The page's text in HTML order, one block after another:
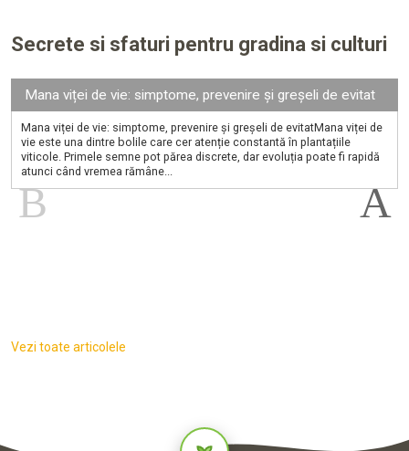
Secrete si sfaturi pentru gradina si culturi
Mana viței de vie: simptome, prevenire și greșeli de evitat
Mana viței de vie: simptome, prevenire și greșeli de evitatMana viței de
vie este una dintre bolile care cer atenție constantă în plantațiile
viticole. Primele semne pot părea discrete, dar evoluția poate fi rapidă
atunci când vremea rămâne...
Vezi toate articolele